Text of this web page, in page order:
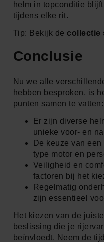
helm in topconditie
tijdens elke rit.
Tip: Bekijk de collectie
Conclusie
Nu we alle
hebben besproken, is
punten samen te vatten:
Er zijn diverse
unieke voor- en
De keuze van
type motor en
Veiligheid en
factoren bij het
Regelmatig
zijn essentieel
Het kiezen van de
beslissing die je
beïnvloedt. Neem de